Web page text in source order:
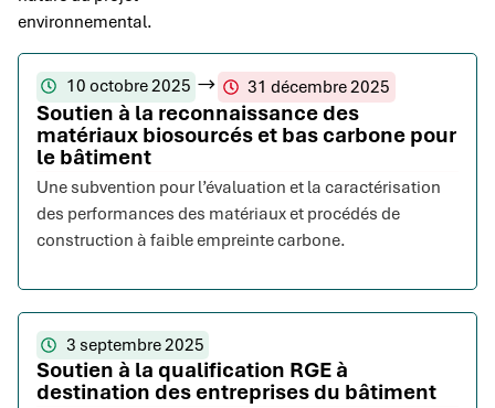
environnemental.
10 octobre 2025 31 décembre 2025
Soutien à la reconnaissance des
matériaux biosourcés et bas carbone pour
le bâtiment
Une subvention pour l’évaluation et la caractérisation
des performances des matériaux et procédés de
construction à faible empreinte carbone.
3 septembre 2025
Soutien à la qualification RGE à
destination des entreprises du bâtiment